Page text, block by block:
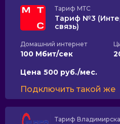
Тариф МТС
Тариф №3
связь)
Домашний интернет
100 Мбит/сек
Цена 500 руб./мес.
Подключить такой же
Тариф